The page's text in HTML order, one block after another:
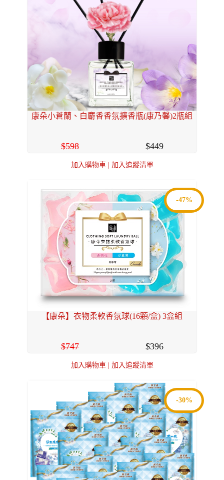
康朵小蒼蘭、白麝香香氛擴香瓶(康乃馨)2瓶組
598 449
加入購物車 | 加入追蹤清單
-47%
【康朵】衣物柔軟香氛球(16顆/盒) 3盒組
747 396
加入購物車 | 加入追蹤清單
-30%